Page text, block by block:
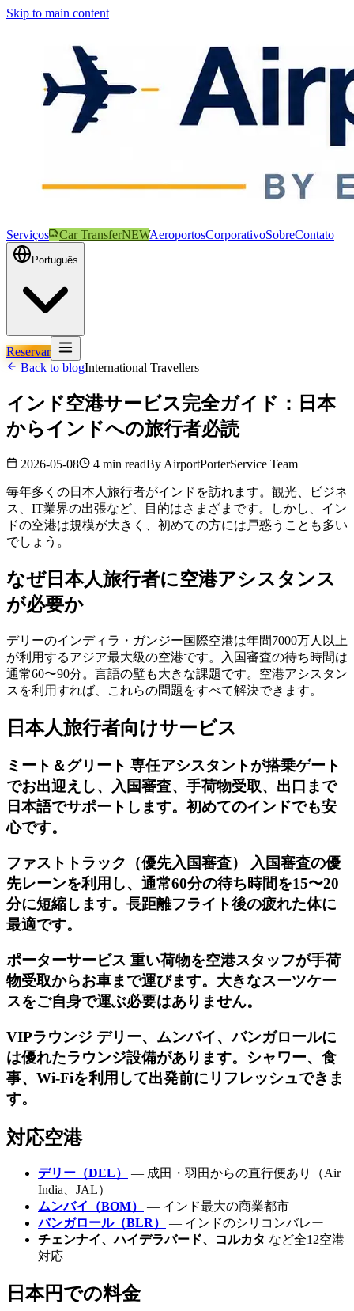
Skip to main content
Serviços Car TransferNEWAeroportosCorporativoSobreContato
Português
Reservar
Back to blogInternational Travellers
インド空港サービス完全ガイド：日本
からインドへの旅行者必読
2026-05-08 4 min readBy AirportPorterService Team
毎年多くの日本人旅行者がインドを訪れます。観光、ビジネ
ス、IT業界の出張など、目的はさまざまです。しかし、イン
ドの空港は規模が大きく、初めての方には戸惑うことも多い
でしょう。
なぜ日本人旅行者に空港アシスタンス
が必要か
デリーのインディラ・ガンジー国際空港は年間7000万人以上
が利用するアジア最大級の空港です。入国審査の待ち時間は
通常60〜90分。言語の壁も大きな課題です。空港アシスタン
スを利用すれば、これらの問題をすべて解決できます。
日本人旅行者向けサービス
ミート＆グリート 専任アシスタントが搭乗ゲート
でお出迎えし、入国審査、手荷物受取、出口まで
日本語でサポートします。初めてのインドでも安
心です。
ファストトラック（優先入国審査） 入国審査の優
先レーンを利用し、通常60分の待ち時間を15〜20
分に短縮します。長距離フライト後の疲れた体に
最適です。
ポーターサービス 重い荷物を空港スタッフが手荷
物受取からお車まで運びます。大きなスーツケー
スをご自身で運ぶ必要はありません。
VIPラウンジ デリー、ムンバイ、バンガロールに
は優れたラウンジ設備があります。シャワー、食
事、Wi-Fiを利用して出発前にリフレッシュできま
す。
対応空港
デリー（DEL）
— 成田・羽田からの直行便あり（Air
India、JAL）
ムンバイ（BOM）
— インド最大の商業都市
バンガロール（BLR）
— インドのシリコンバレー
チェンナイ、ハイデラバード、コルカタ など全12空港
対応
日本円での料金